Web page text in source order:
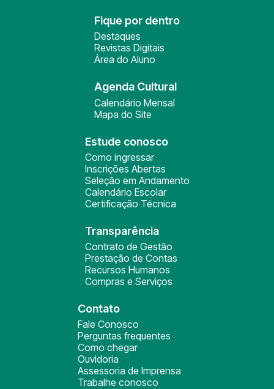
Fique por dentro
Destaques
Revistas Digitais
Área do Aluno
Agenda Cultural
Calendário Mensal
Mapa do Site
Estude conosco
Como ingressar
Inscrições Abertas
Seleção em Andamento
Calendário Escolar
Certificação Técnica
Transparência
Contrato de Gestão
Prestação de Contas
Recursos Humanos
Compras e Serviços
Contato
Fale Conosco
Perguntas frequentes
Como chegar
Ouvidoria
Assessoria de Imprensa
Trabalhe conosco